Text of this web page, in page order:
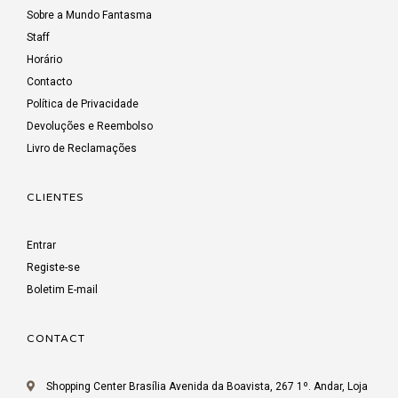
Sobre a Mundo Fantasma
Staff
Horário
Contacto
Política de Privacidade
Devoluções e Reembolso
Livro de Reclamações
CLIENTES
Entrar
Registe-se
Boletim E-mail
CONTACT
Shopping Center Brasília Avenida da Boavista, 267 1º. Andar, Loja